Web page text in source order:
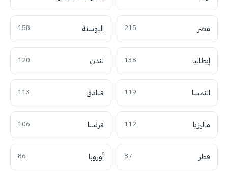
مصر 215 البوسنة 158
إيطاليا 138 لندن 120
النمسا 119 فنادق 113
ماليزيا 112 فرنسا 106
قطر 87 أوروبا 86